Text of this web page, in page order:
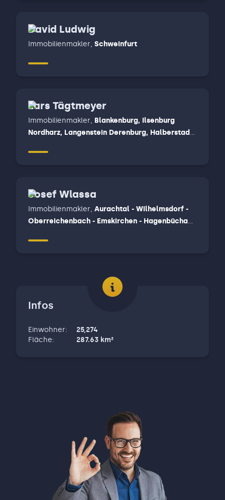
David Ludwig
Immobilienmakler, Schweinfurt
Lars Tägtmeyer
Immobilienmakler, Blankenburg, Ilsenburg
Nordharz, Langenstein Derenburg, Halberstadt,
Josef Wlassa
Immobilienmakler, Aurachtal - Wilhelmsdorf -
Oberreichenbach - Emskirchen - Hagenbüchach
Oberscheinfeld - Langenfeld - Baudenbach -
Scheinfeld - Markt Taschendorf -
Vestenbergsgreuth - Burghaslach - Geiselwind -
Infos
Einwohner:
25,274
Fläche: 287.63 km²